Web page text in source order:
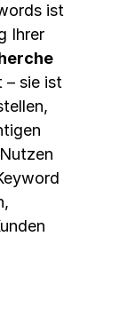
ist
Ihrer
– sie ist